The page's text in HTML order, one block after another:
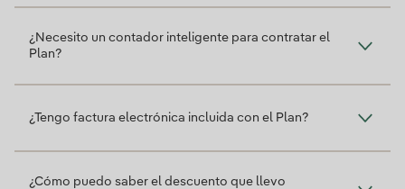
¿Necesito un contador inteligente para contratar el
Plan?
¿Tengo factura electrónica incluida con el Plan?
¿Cómo puedo saber el descuento que llevo